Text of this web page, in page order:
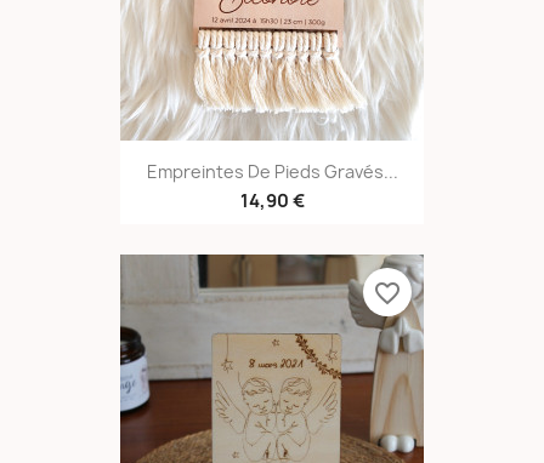
Empreintes De Pieds Gravés...
14,90 €
favorite_border